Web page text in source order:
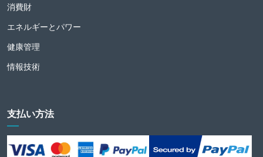
消費財
エネルギーとパワー
健康管理
情報技術
支払い方法